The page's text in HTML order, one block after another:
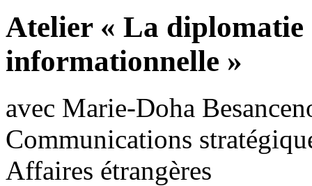
Atelier « La diplomatie
informationnelle »
avec Marie-Doha
Communications
Affaires étrangères